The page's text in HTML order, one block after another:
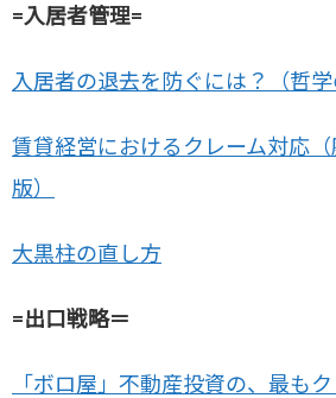
=入居者管理=
入居者の退去を防ぐには？（哲学
賃貸経営におけるクレーム対応
版）
大黒柱の直し方
=出口戦略＝
「ボロ屋」不動産投資の、最も